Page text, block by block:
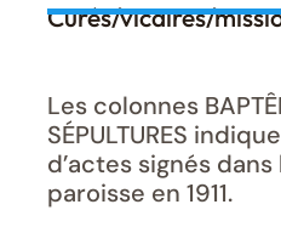
Curés/vicaires/
Les colonnes
SÉPULTURES
d’actes signés
paroisse en 1911.